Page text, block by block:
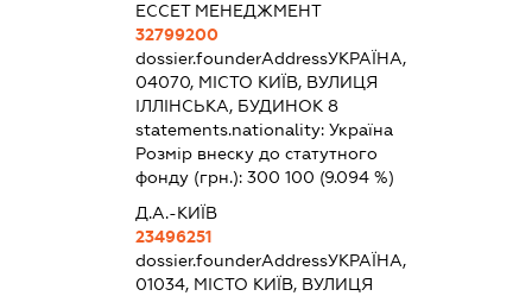
ЕССЕТ МЕНЕДЖМЕНТ
32799200
dossier.founderAddressУКРАЇНА,
04070, МІСТО КИЇВ, ВУЛИЦЯ
ІЛЛІНСЬКА, БУДИНОК 8
statements.nationality:Україна
Розмір внеску до статутного
фонду (грн.):300 100 (9.094 %)
Д.А.-КИЇВ
23496251
dossier.founderAddressУКРАЇНА,
01034, МІСТО КИЇВ, ВУЛИЦЯ